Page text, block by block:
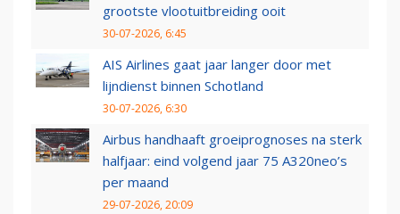
grootste vlootuitbreiding ooit
30-07-2026, 6:45
AIS Airlines gaat jaar langer door met
lijndienst binnen Schotland
30-07-2026, 6:30
Airbus handhaaft groeiprognoses na sterk
halfjaar: eind volgend jaar 75 A320neo’s
per maand
29-07-2026, 20:09